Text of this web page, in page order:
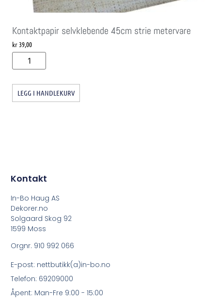
Kontaktpapir selvklebende 45cm strie metervare
kr39,00
LEGG I HANDLEKURV
Kontakt
In-Bo Haug AS
Dekorer.no
Solgaard Skog 92
1599 Moss
Orgnr. 910 992 066
E-post: nettbutikk(a)in-bo.no
Telefon: 69209000
Åpent: Man-Fre 9:00 - 15:00